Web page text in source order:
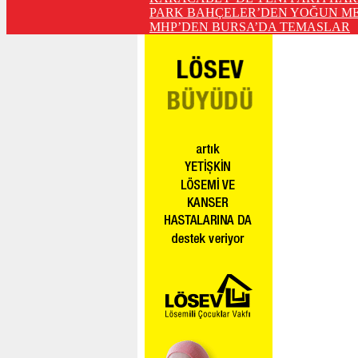
PARK BAHÇELER’DEN YOĞUN
MHP’DEN BURSA’DA TEMASLAR